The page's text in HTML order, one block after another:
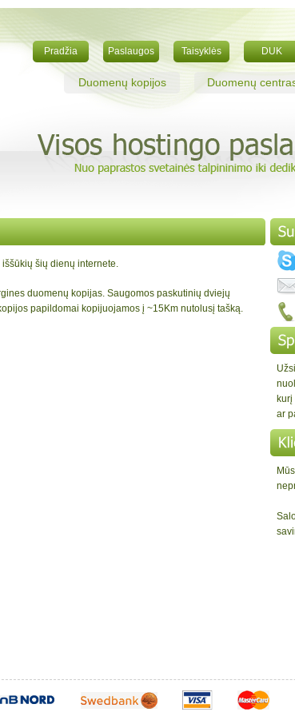
Pradžia Paslaugos Taisyklės DUK
Duomenų kopijos Duomenų
šių dienų internete.
duomenų kopijas. Saugomos paskutinių dviejų
papildomai kopijuojamos į ~15Km nutolusį tašką.
ar